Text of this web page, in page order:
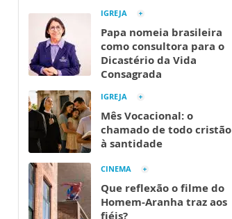
IGREJA
Papa nomeia brasileira
como consultora para o
Dicastério da Vida
Consagrada
IGREJA
Mês Vocacional: o
chamado de todo cristão
à santidade
CINEMA
Que reflexão o filme do
Homem-Aranha traz aos
fiéis?